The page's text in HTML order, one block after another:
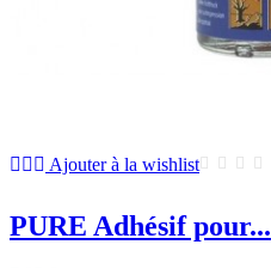
Ajouter à la wishlist
PURE Adhésif pour...